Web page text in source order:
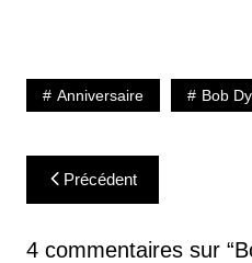
Anniversaire Bob
Navigation
de
l’article
Précédent
4 commentaires sur “